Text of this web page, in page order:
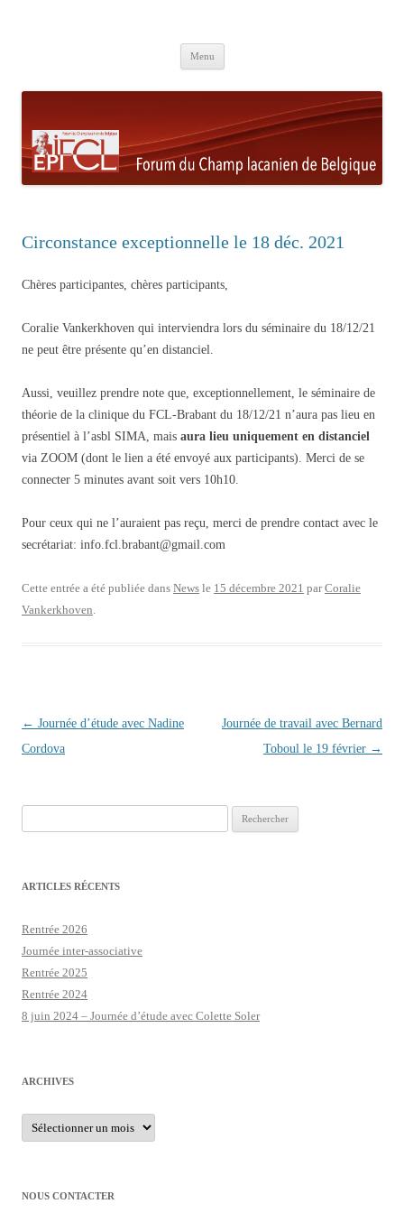
Menu
Circonstance exceptionnelle le 18 déc. 2021
Chères participantes, chères participants,
Coralie Vankerkhoven qui interviendra lors du séminaire du 18/12/21
ne peut être présente qu’en distanciel.
Aussi, veuillez prendre note que, exceptionnellement, le séminaire de
théorie de la clinique du FCL-Brabant du 18/12/21 n’aura pas lieu en
présentiel à l’asbl SIMA, mais aura lieu uniquement en distanciel
via ZOOM (dont le lien a été envoyé aux participants). Merci de se
connecter 5 minutes avant soit vers 10h10.
Pour ceux qui ne l’auraient pas reçu, merci de prendre contact avec le
secrétariat: info.fcl.brabant@gmail.com
Cette entrée a été publiée dans News le 15 décembre 2021 parCoralie
Vankerkhoven.
Navigation des articles
← Journée d’étude avec Nadine
Cordova
Journée de travail avec Bernard
Toboul le 19 février →
ARTICLES RÉCENTS
Rentrée 2026
Journée inter-associative
Rentrée 2025
Rentrée 2024
8 juin 2024 – Journée d’étude avec Colette Soler
ARCHIVES
Archives
NOUS CONTACTER